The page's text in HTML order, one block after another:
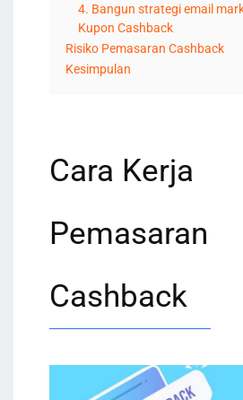
4. Bangun strategi email
Kupon Cashback
Risiko Pemasaran Cashback
Kesimpulan
Cara Kerja
Pemasaran
Cashback